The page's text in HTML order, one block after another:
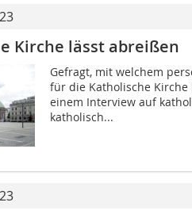
Kirche lässt abreißen
Gefragt, mit welchem
für die Katholische
einem Interview auf
katholisch...